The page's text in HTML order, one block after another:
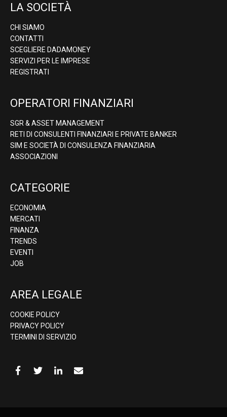
LA SOCIETÀ
CHI SIAMO
CONTATTI
SCEGLIERE DADAMONEY
SERVIZI PER LE IMPRESE
REGISTRATI
OPERATORI FINANZIARI
SGR & ASSET MANAGEMENT
RETI DI CONSULENTI FINANZIARI E PRIVATE BANKER
SIM E SOCIETÀ DI CONSULENZA FINANZIARIA
ASSOCIAZIONI
CATEGORIE
ECONOMIA
MERCATI
FINANZA
TRENDS
EVENTI
JOB
AREA LEGALE
COOKIE POLICY
PRIVACY POLICY
TERMINI DI SERVIZIO